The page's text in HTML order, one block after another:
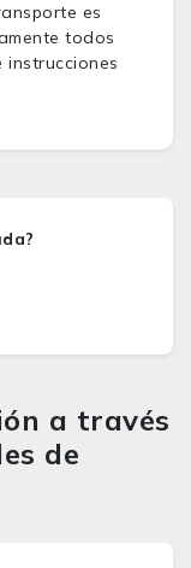
es
todos
instrucciones
a través
de